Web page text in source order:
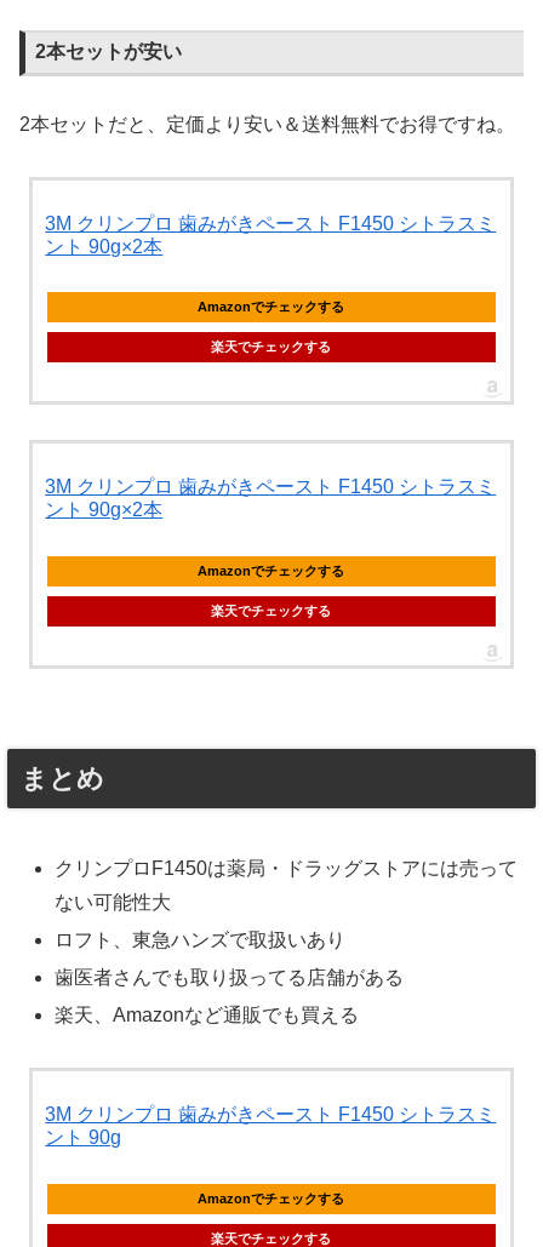
2本セットが安い
2本セットだと、定価より安い＆送料無料でお得ですね。
3M クリンプロ 歯みがきペースト F1450 シトラスミ
ント 90g×2本
Amazonでチェックする
楽天でチェックする
3M クリンプロ 歯みがきペースト F1450 シトラスミ
ント 90g×2本
Amazonでチェックする
楽天でチェックする
まとめ
クリンプロF1450は薬局・ドラッグストアには売って
ない可能性大
ロフト、東急ハンズで取扱いあり
歯医者さんでも取り扱ってる店舗がある
楽天、Amazonなど通販でも買える
3M クリンプロ 歯みがきペースト F1450 シトラスミ
ント 90g
Amazonでチェックする
楽天でチェックする